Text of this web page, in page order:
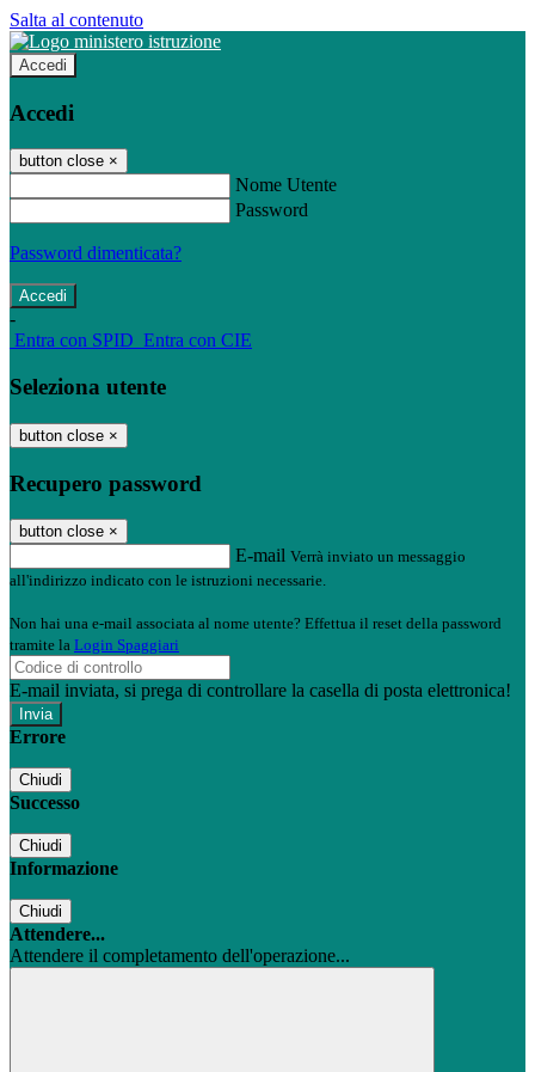
Salta al contenuto
Accedi
Accedi
button close ×
Nome Utente
Password
Password dimenticata?
-
Entra con SPID Entra con CIE
Seleziona utente
button close ×
Recupero password
button close ×
E-mail Verrà inviato un messaggio
all'indirizzo indicato con le istruzioni necessarie.
Non hai una e-mail associata al nome utente? Effettua il reset della password
tramite la Login Spaggiari
E-mail inviata, si prega di controllare la casella di posta elettronica!
Errore
Chiudi
Successo
Chiudi
Informazione
Chiudi
Attendere...
Attendere il completamento dell'operazione...